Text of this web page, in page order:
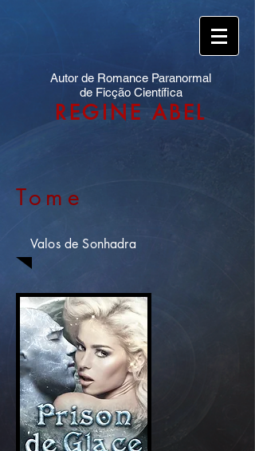
Autor de Romance Paranormal
de Ficção Científica
REGINE ABEL
Tome
Valos de Sonhadra